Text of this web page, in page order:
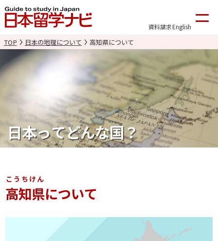
資料請求English
TOP 日本の地理について 高知県について
日本ってどんな国？
高知県
こうちけん
について